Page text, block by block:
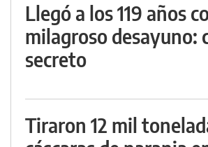
Llegó a los 119 años
milagroso desayuno:
secreto
Tiraron 12 mil